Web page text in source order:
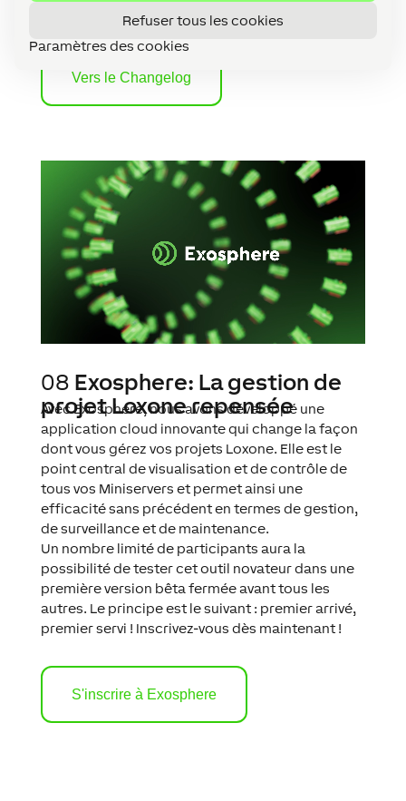
Refuser tous les cookies
Paramètres des cookies
Vers le Changelog
08 Exosphere: La gestion de
projet Loxone repensée
Avec Exosphere, nous avons développé une
application cloud innovante qui change la façon
dont vous gérez vos projets Loxone. Elle est le
point central de visualisation et de contrôle de
tous vos Miniservers et permet ainsi une
efficacité sans précédent en termes de gestion,
de surveillance et de maintenance.
Un nombre limité de participants aura la
possibilité de tester cet outil novateur dans une
première version bêta fermée avant tous les
autres. Le principe est le suivant : premier arrivé,
premier servi ! Inscrivez-vous dès maintenant !
S'inscrire à Exosphere